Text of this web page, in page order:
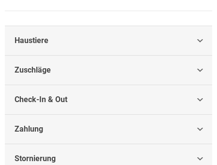
Haustiere
Zuschläge
Check-In & Out
Zahlung
Stornierung